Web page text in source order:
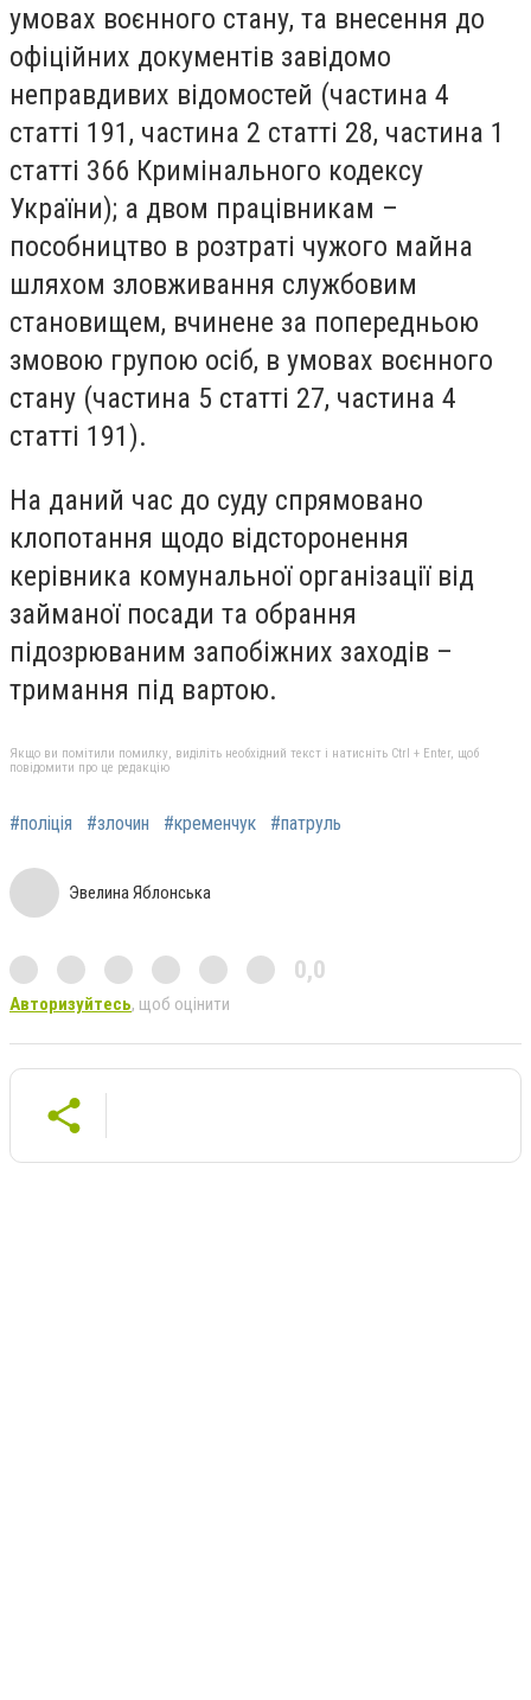
умовах воєнного стану, та внесення до
офіційних документів завідомо
неправдивих відомостей (частина 4
статті 191, частина 2 статті 28, частина 1
статті 366 Кримінального кодексу
України); а двом працівникам –
пособництво в розтраті чужого майна
шляхом зловживання службовим
становищем, вчинене за попередньою
змовою групою осіб, в умовах воєнного
стану (частина 5 статті 27, частина 4
статті 191).
На даний час до суду спрямовано
клопотання щодо відсторонення
керівника комунальної організації від
займаної посади та обрання
підозрюваним запобіжних заходів –
тримання під вартою.
Якщо ви помітили помилку, виділіть необхідний текст і натисніть Ctrl + Enter, щоб
повідомити про це редакцію
#поліція #злочин #кременчук #патруль
Эвелина Яблонська
0,0
Авторизуйтесь, щоб оцінити